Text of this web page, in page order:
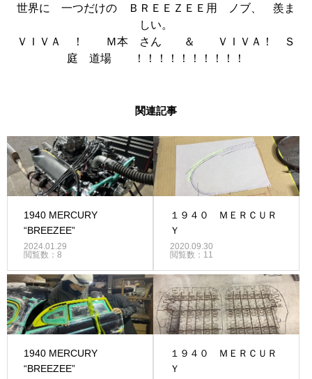
世界に 一つだけの ＢＲＥＥＺＥＥ用 ノブ、 羨ま
しい。
ＶＩＶＡ ！ Ｍ本 さん ＆ ＶＩＶＡ！ Ｓ
庭 道場 ！！！！！！！！！！
関連記事
1940 MERCURY
“BREEZEE”
2024.01.29
閲覧数：8
１９４０ ＭＥＲＣＵＲ
Ｙ
2020.09.30
閲覧数：11
1940 MERCURY
“BREEZEE”
１９４０ ＭＥＲＣＵＲ
Ｙ